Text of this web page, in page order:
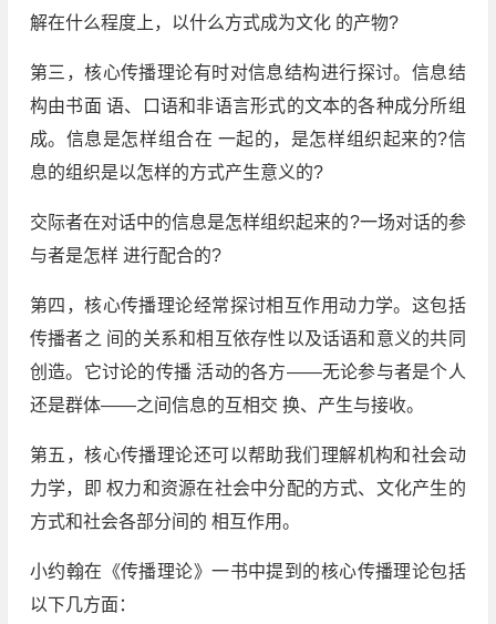
解在什么程度上，以什么方式成为文化 的产物?
第三，核心传播理论有时对信息结构进行探讨。信息结
构由书面 语、口语和非语言形式的文本的各种成分所组
成。信息是怎样组合在 一起的，是怎样组织起来的?信
息的组织是以怎样的方式产生意义的?
交际者在对话中的信息是怎样组织起来的?一场对话的参
与者是怎样 进行配合的?
第四，核心传播理论经常探讨相互作用动力学。这包括
传播者之 间的关系和相互依存性以及话语和意义的共同
创造。它讨论的传播 活动的各方——无论参与者是个人
还是群体——之间信息的互相交 换、产生与接收。
第五，核心传播理论还可以帮助我们理解机构和社会动
力学，即 权力和资源在社会中分配的方式、文化产生的
方式和社会各部分间的 相互作用。
小约翰在《传播理论》一书中提到的核心传播理论包括
以下几方面：